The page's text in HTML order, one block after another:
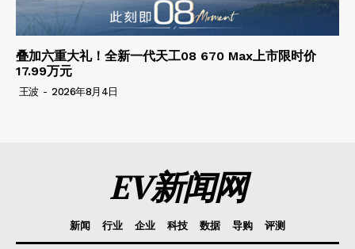
叠加六重大礼！全新一代天工08 670 Max上市限时价
17.99万元
王波 - 2026年8月4日
EV新闻网
新闻 行业 企业 科技 数据 导购 评测